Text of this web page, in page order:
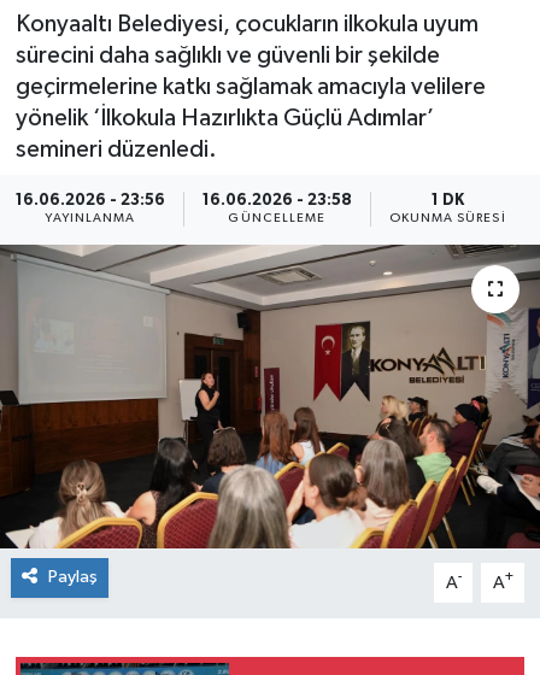
Konyaaltı Belediyesi, çocukların ilkokula uyum
sürecini daha sağlıklı ve güvenli bir şekilde
geçirmelerine katkı sağlamak amacıyla velilere
yönelik ‘İlkokula Hazırlıkta Güçlü Adımlar’
semineri düzenledi.
16.06.2026 - 23:56
YAYINLANMA
16.06.2026 - 23:58
GÜNCELLEME
1 DK
OKUNMA SÜRESI
Paylaş A- A+